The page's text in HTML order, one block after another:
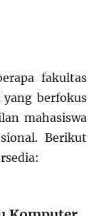
fakultas
berfokus
mahasiswa
Berikut